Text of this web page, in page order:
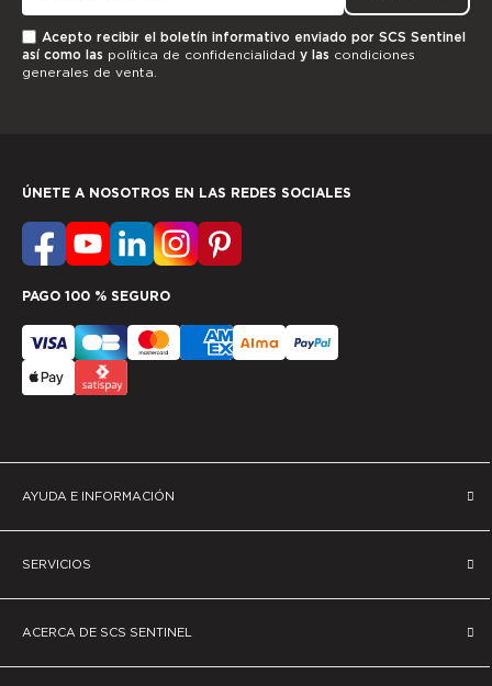
Acepto recibir el boletín informativo enviado por SCS Sentinel
así como las política de confidencialidad y las condiciones
generales de venta.
AYUDA E INFORMACIÓN
SERVICIOS
ACERCA DE SCS SENTINEL
ÚNETE A NOSOTROS EN LAS REDES SOCIALES
PAGO 100 % SEGURO